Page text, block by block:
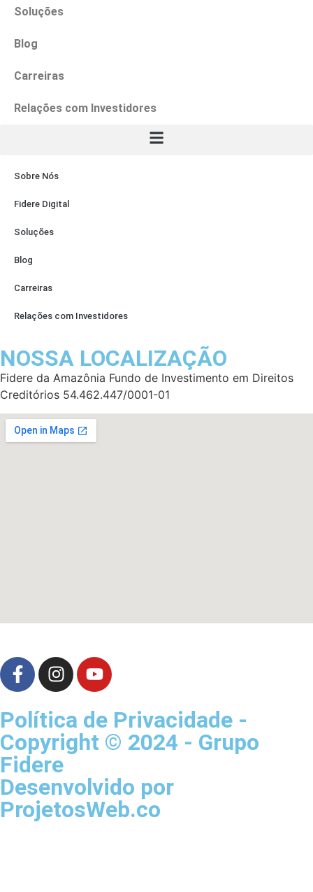
Soluções
Blog
Carreiras
Relações com Investidores
Sobre Nós
Fidere Digital
Soluções
Blog
Carreiras
Relações com Investidores
NOSSA LOCALIZAÇÃO
Fidere da Amazônia Fundo de Investimento em Direitos
Creditórios 54.462.447/0001-01
Política de Privacidade -
Copyright © 2024 - Grupo
Fidere
Desenvolvido por
ProjetosWeb.co